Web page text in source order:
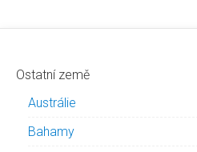
Ostatní země
Austrálie
Bahamy